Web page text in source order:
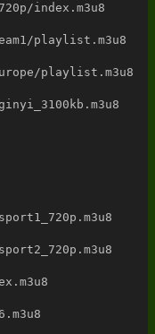
index.m3u8
playlist.m3u8
playlist.m3u8